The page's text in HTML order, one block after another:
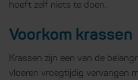
hoeft zelf niets te doen.
Voorkom krassen
Krassen zijn een van de
vloeren vroegtijdig vervangen